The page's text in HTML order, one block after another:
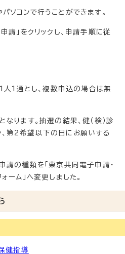
ソコンで行うことができます。
請」をクリックし、申請手順に従
人1通とし、複数申込の場合は無
ります。抽選の結果、健（検）診
第2希望以下の日にお願いする
請の種類を「東京共同電子申請・
ーム」へ変更しました。
健指導